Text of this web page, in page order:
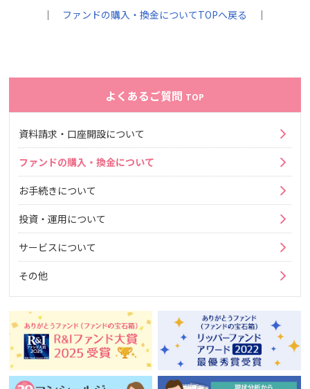
｜ ファンドの購入・換金についてTOPへ戻る ｜
よくあるご質問 TOP
資料請求・口座開設について
ファンドの購入・換金について
お手続きについて
投資・運用について
サービスについて
その他